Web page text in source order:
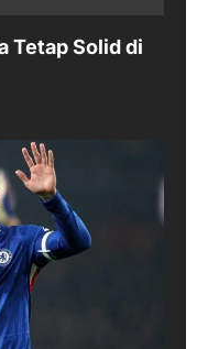
Tetap Solid di